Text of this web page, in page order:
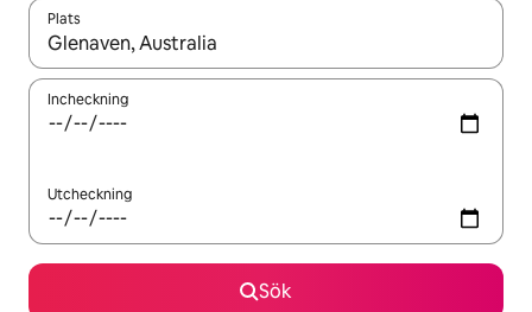
Plats
När resultaten är tillgängliga kan du navigera med upp- och
Incheckning
Utcheckning
Sök